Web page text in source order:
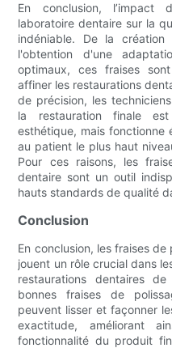
En conclusion,
laboratoire dentaire sur la
indéniable. De la
l'obtention d'une
optimaux, ces fraises
affiner les restaurations
de précision, les
la restauration finale
esthétique, mais fonctionne
au patient le plus haut
Pour ces raisons, les
dentaire sont un outil
hauts standards de qualité
Conclusion
En conclusion, les fraises
jouent un rôle crucial dans
restaurations dentaires
bonnes fraises de
peuvent lisser et façonner
exactitude, améliorant
fonctionnalité du produit